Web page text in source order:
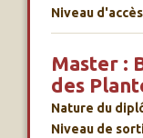
Niveau d'accès
Master :
des
Nature du
Niveau de